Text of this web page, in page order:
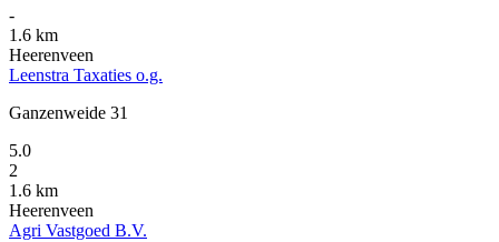
-
1.6 km
Heerenveen
Leenstra Taxaties o.g.
Ganzenweide 31
5.0
2
1.6 km
Heerenveen
Agri Vastgoed B.V.